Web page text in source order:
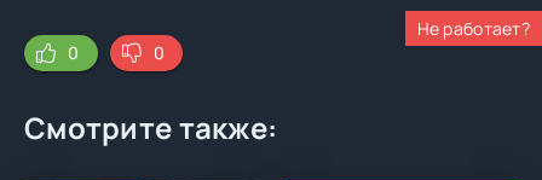
Не работает?
0
0
Смотрите также: